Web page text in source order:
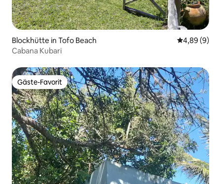
Blockhütte in Tofo Beach
4,89 (9)
Cabana Kubari
Gäste-Favorit
Gäste-Favorit